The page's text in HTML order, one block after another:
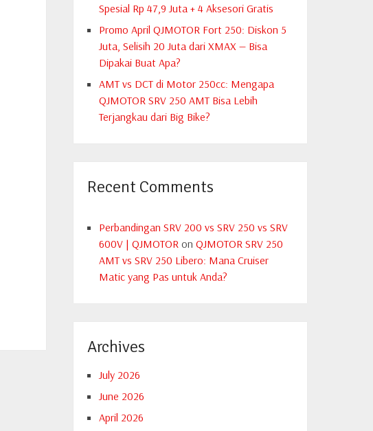
Spesial Rp 47,9 Juta + 4 Aksesori Gratis
Promo April QJMOTOR Fort 250: Diskon 5
Juta, Selisih 20 Juta dari XMAX — Bisa
Dipakai Buat Apa?
AMT vs DCT di Motor 250cc: Mengapa
QJMOTOR SRV 250 AMT Bisa Lebih
Terjangkau dari Big Bike?
Recent Comments
Perbandingan SRV 200 vs SRV 250 vs SRV
600V | QJMOTOR onQJMOTOR SRV 250
AMT vs SRV 250 Libero: Mana Cruiser
Matic yang Pas untuk Anda?
Archives
July 2026
June 2026
April 2026